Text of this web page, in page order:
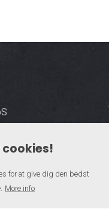
for at give dig den bedst
More info